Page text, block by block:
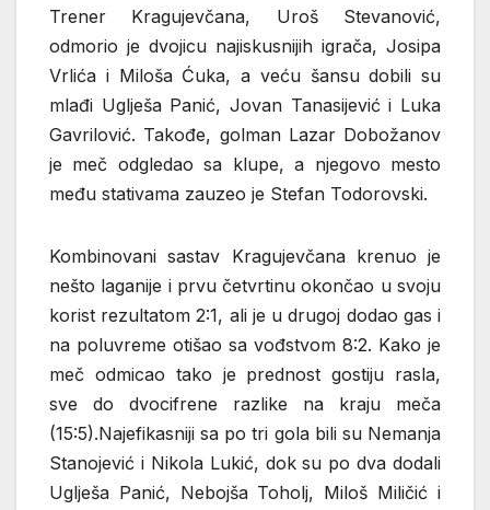
Trener Kragujevčana, Uroš Stevanović,
odmorio je dvojicu najiskusnijih igrača, Josipa
Vrlića i Miloša Ćuka, a veću šansu dobili su
mlađi Uglješa Panić, Jovan Tanasijević i Luka
Gavrilović. Takođe, golman Lazar Dobožanov
je meč odgledao sa klupe, a njegovo mesto
među stativama zauzeo je Stefan Todorovski.
Kombinovani sastav Kragujevčana krenuo je
nešto laganije i prvu četvrtinu okončao u svoju
korist rezultatom 2:1, ali je u drugoj dodao gas i
na poluvreme otišao sa vođstvom 8:2. Kako je
meč odmicao tako je prednost gostiju rasla,
sve do dvocifrene razlike na kraju meča
(15:5).Najefikasniji sa po tri gola bili su Nemanja
Stanojević i Nikola Lukić, dok su po dva dodali
Uglješa Panić, Nebojša Toholj, Miloš Miličić i